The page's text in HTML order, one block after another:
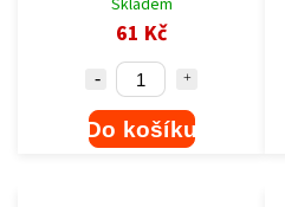
Skladem
61 Kč
Do košíku